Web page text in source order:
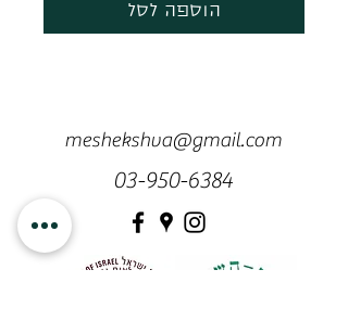
הוספה לסל
meshekshva@gmail.com
03-950-6384